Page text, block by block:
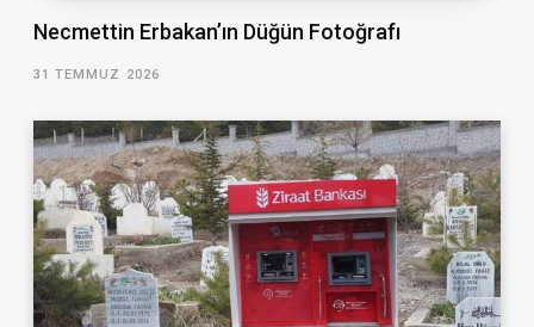
Necmettin Erbakan’ın Düğün Fotoğrafı
31 TEMMUZ 2026